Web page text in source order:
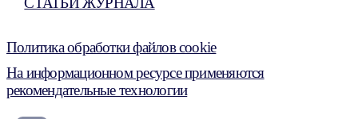
Политика обработки файлов cookie
На информационном ресурсе применяются
рекомендательные технологии